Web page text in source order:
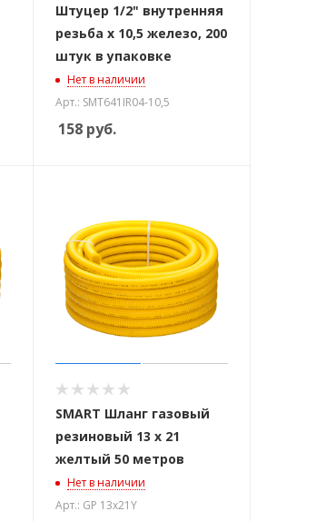
Штуцер 1/2" внутренняя
резьба х 10,5 железо, 200
штук в упаковке
Нет в наличии
Арт.: SMT641IR04-10,5
158руб.
SMART Шланг газовый
резиновый 13 х 21
желтый 50 метров
Нет в наличии
Арт.: GP 13х21Y